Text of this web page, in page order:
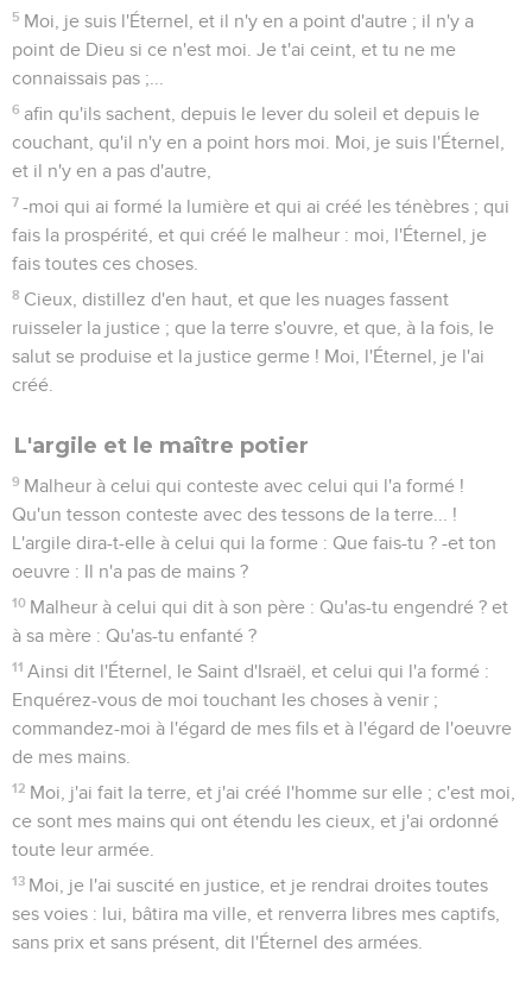
5 Moi, je suis l'Éternel, et il n'y en a point d'autre ; il n'y a
point de Dieu si ce n'est moi. Je t'ai ceint, et tu ne me
connaissais pas ;...
6 afin qu'ils sachent, depuis le lever du soleil et depuis le
couchant, qu'il n'y en a point hors moi. Moi, je suis l'Éternel,
et il n'y en a pas d'autre,
7 -moi qui ai formé la lumière et qui ai créé les ténèbres ; qui
fais la prospérité, et qui créé le malheur : moi, l'Éternel, je
fais toutes ces choses.
8 Cieux, distillez d'en haut, et que les nuages fassent
ruisseler la justice ; que la terre s'ouvre, et que, à la fois, le
salut se produise et la justice germe ! Moi, l'Éternel, je l'ai
créé.
L'argile et le maître potier
9 Malheur à celui qui conteste avec celui qui l'a formé !
Qu'un tesson conteste avec des tessons de la terre... !
L'argile dira-t-elle à celui qui la forme : Que fais-tu ? -et ton
oeuvre : Il n'a pas de mains ?
10 Malheur à celui qui dit à son père : Qu'as-tu engendré ? et
à sa mère : Qu'as-tu enfanté ?
11 Ainsi dit l'Éternel, le Saint d'Israël, et celui qui l'a formé :
Enquérez-vous de moi touchant les choses à venir ;
commandez-moi à l'égard de mes fils et à l'égard de l'oeuvre
de mes mains.
12 Moi, j'ai fait la terre, et j'ai créé l'homme sur elle ; c'est moi,
ce sont mes mains qui ont étendu les cieux, et j'ai ordonné
toute leur armée.
13 Moi, je l'ai suscité en justice, et je rendrai droites toutes
ses voies : lui, bâtira ma ville, et renverra libres mes captifs,
sans prix et sans présent, dit l'Éternel des armées.